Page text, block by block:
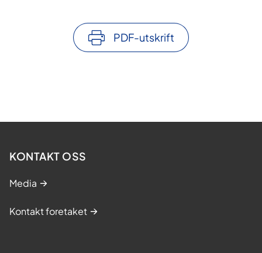
PDF-utskrift
KONTAKT OSS
Media
Kontakt foretaket